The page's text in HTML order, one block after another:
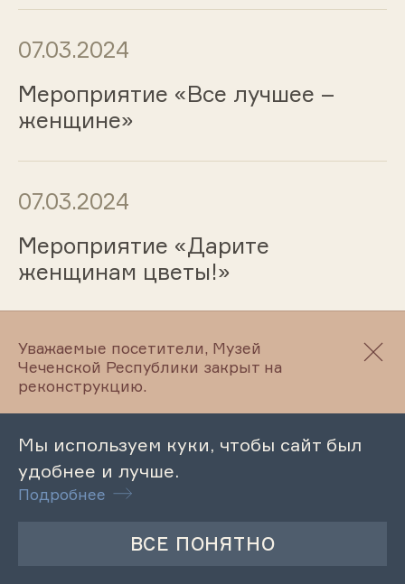
07.03.2024
Мероприятие «Все лучшее –
женщине»
07.03.2024
Мероприятие «Дарите
женщинам цветы!»
07.03.2024
Мероприятие «Вы – свет, что на
земле не гаснет никогда»
06.03.2024
Лекция «Роль женщины в
Уважаемые посетители, Музей
Чеченской Республики закрыт на
реконструкцию.
Мы используем куки, чтобы сайт был
удобнее и лучше.
Подробнее